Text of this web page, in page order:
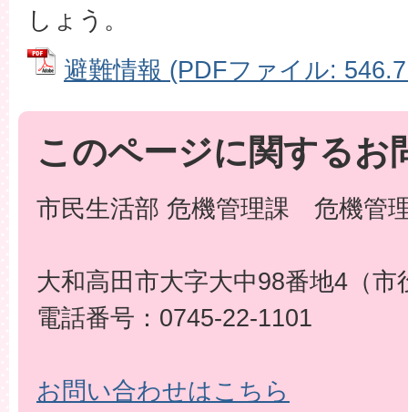
しょう。
避難情報 (PDFファイル:
このページに関するお
市民生活部 危機管理課 危機管
大和高田市大字大中98番地4（市
電話番号：0745-22-1101
お問い合わせはこちら